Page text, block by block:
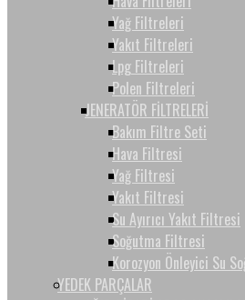
Yağ Filtreleri
Yakıt Filtreleri
Lpg Filtreleri
Polen Filtreleri
JENERATÖR FİLTRELERİ
Bakım Filtre Seti
Hava Filtresi
Yağ Filtresi
Yakıt Filtresi
Su Ayırıcı Yakıt Filtresi
Soğutma Filtresi
Korozyon Önleyici Su
YEDEK PARÇALAR